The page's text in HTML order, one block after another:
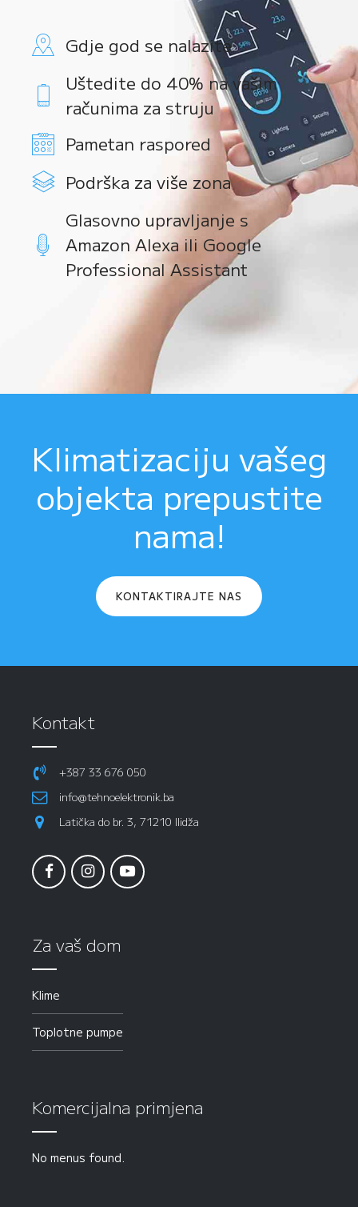
Gdje god se nalazite
Uštedite do 40% na vašim
računima za struju
Pametan raspored
Podrška za više zona
Glasovno upravljanje s
Amazon Alexa ili Google
Professional Assistant
Klimatizaciju vašeg
objekta prepustite
nama!
KONTAKTIRAJTE NAS
Kontakt
+387 33 676 050
info@tehnoelektronik.ba
Latička do br. 3, 71210 Ilidža
Za vaš dom
Klime
Toplotne pumpe
Komercijalna primjena
No menus found.